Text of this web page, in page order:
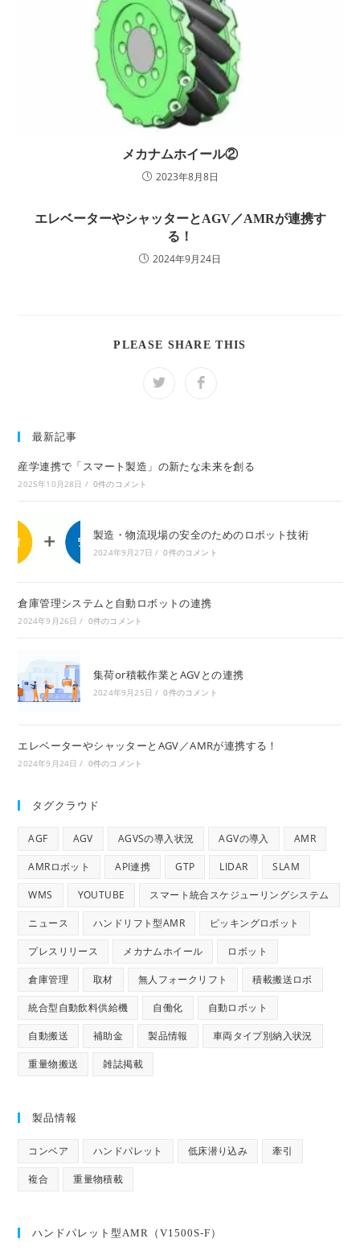
メカナムホイール②
2023年8月8日
エレベーターやシャッターとAGV／AMRが連携す
る！
2024年9月24日
PLEASE SHARE THIS
Opens Opens
最新記事
産学連携で「スマート製造」の新たな未来を創る
2025年10月28日 / 0件のコメント
製造・物流現場の安全のためのロボット技術
2024年9月27日 / 0件のコメント
倉庫管理システムと自動ロボットの連携
2024年9月26日 / 0件のコメント
集荷or積載作業とAGVとの連携
2024年9月25日 / 0件のコメント
エレベーターやシャッターとAGV／AMRが連携する！
2024年9月24日 / 0件のコメント
タグクラウド
AGF AGV AGVSの導入状況 AGVの導入 AMR
AMRロボット API連携 GTP LIDAR SLAM
WMS YOUTUBE スマート統合スケジューリングシステム
ニュース ハンドリフト型AMR ピッキングロボット
プレスリリース メカナムホイール ロボット
倉庫管理 取材 無人フォークリフト 積載搬送ロボ
統合型自動飲料供給機 自働化 自動ロボット
自動搬送 補助金 製品情報 車両タイプ別納入状況
重量物搬送 雑誌掲載
製品情報
コンベア ハンドパレット 低床潜り込み 牽引
複合 重量物積載
ハンドパレット型AMR（V1500S-F）